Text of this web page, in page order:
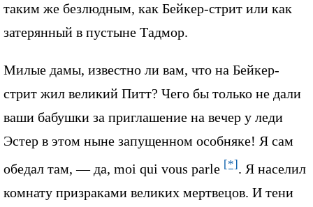
таким же безлюдным, как Бейкер-стрит или как
затерянный в пустыне Тадмор.
Милые дамы, известно ли вам, что на Бейкер-
стрит жил великий Питт? Чего бы только не дали
ваши бабушки за приглашение на вечер у леди
Эстер в этом ныне запущенном особняке! Я сам
обедал там, — да, moi qui vous parle [*] . Я населил
комнату призраками великих мертвецов. И тени